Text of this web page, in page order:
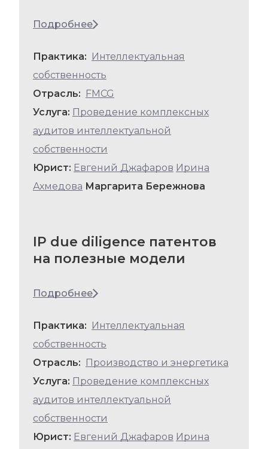
Подробнее
Практика:
Интеллектуальная
собственность
Отрасль:
FMCG
Услуга: Проведение комплексных
аудитов интеллектуальной
собственности
Юрист: Евгений Джафаров Ирина
Ахмедова Маргарита Бережнова
IP due diligence патентов
на полезные модели
Подробнее
Практика:
Интеллектуальная
собственность
Отрасль:
Производство и энергетика
Услуга: Проведение комплексных
аудитов интеллектуальной
собственности
Юрист: Евгений Джафаров Ирина